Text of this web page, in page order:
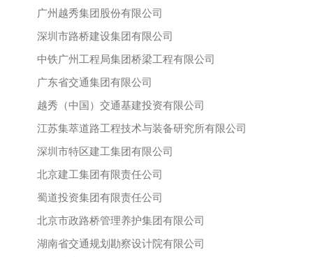
广州越秀集团股份有限公司
深圳市路桥建设集团有限公司
中铁广州工程局集团桥梁工程有限公司
广东省交通集团有限公司
越秀（中国）交通基建投资有限公司
江苏集萃道路工程技术与装备研究所有限公司
深圳市特区建工集团有限公司
北京建工集团有限责任公司
蜀道投资集团有限责任公司
北京市政路桥管理养护集团有限公司
湖南省交通规划勘察设计院有限公司